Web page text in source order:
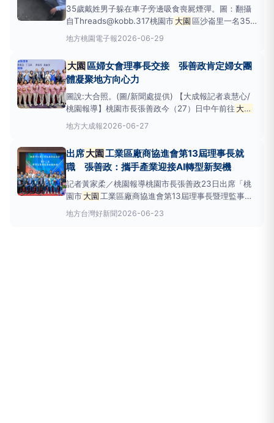
35歲戴姓男子躲在車子旁邊吸食喪屍煙彈。圖：翻攝
自Threads@kobb.317桃園市大園區沙崙里一名35
歲戴姓男子18日晚間18時許蹲在汽車旁，疑似在吸食
毒品，目擊民眾見狀向
呈陽性反應
地方桃園電子報2026-06-29
大園區婦女會理事長交接 張善政肯定婦女團
體凝聚地方向心力
圖說:大合照。(圖/新聞處提供) 【大成報記者袁慧心/
桃園報導】桃園市長張善政今（27）日中午前往 大園
區，出席「
就職典禮」。張市長表示，婦女會長期深耕地方、熱心
社區向心力的重要力量。婦女朋友在家庭、社區及公共
事務
地方大成報2026-06-27
出席大園工業區廠商協進會第13屆理事長就
職 張善政：攜手產業迎接AI轉型新契機
記者黃家柔／桃園報導桃園市長張善政23日出席「桃
園市大園 工業區廠商協進會第13屆理事長暨理監事就
職典禮」時表示，
落，長期扮演推動地方經濟發展的重要角色，期盼未來
地方台灣好新聞2026-06-23